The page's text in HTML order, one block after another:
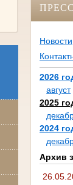
Новости
2026
август
2025
2024
Архив